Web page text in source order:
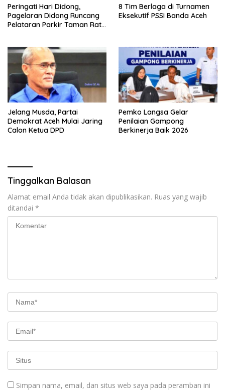
Peringati Hari Didong,
Pagelaran Didong Runcang
Pelataran Parkir Taman Ratu
8 Tim Berlaga di Turnamen
Eksekutif PSSI Banda Aceh
Jelang Musda, Partai
Demokrat Aceh Mulai Jaring
Calon Ketua DPD
Pemko Langsa Gelar
Penilaian Gampong
Berkinerja Baik 2026
Tinggalkan Balasan
Alamat email Anda tidak akan dipublikasikan. Ruas yang wajib
ditandai *
Simpan nama, email, dan situs web saya pada peramban ini